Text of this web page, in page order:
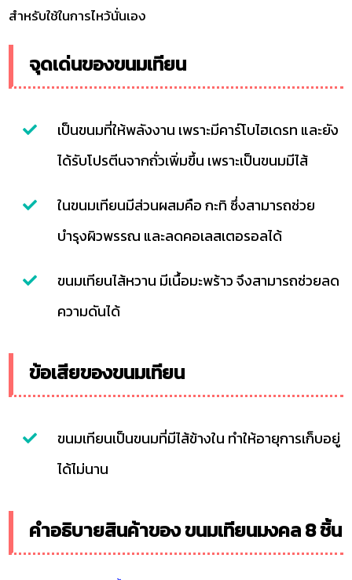
สำหรับใช้ในการไหว้นั่นเอง
จุดเด่นของขนมเทียน
เป็นขนมที่ให้พลังงาน เพราะมีคาร์โบไฮเดรท และยัง
ได้รับโปรตีนจากถั่วเพิ่มขึ้น เพราะเป็นขนมมีไส้
ในขนมเทียนมีส่วนผสมคือ กะทิ ซึ่งสามารถช่วย
บำรุงผิวพรรณ และลดคอเลสเตอรอลได้
ขนมเทียนไส้หวาน มีเนื้อมะพร้าว จึงสามารถช่วยลด
ความดันได้
ข้อเสียของขนมเทียน
ขนมเทียนเป็นขนมที่มีไส้ข้างใน ทำให้อายุการเก็บอยู่
ได้ไม่นาน
คำอธิบายสินค้าของ ขนมเทียนมงคล 8 ชิ้น